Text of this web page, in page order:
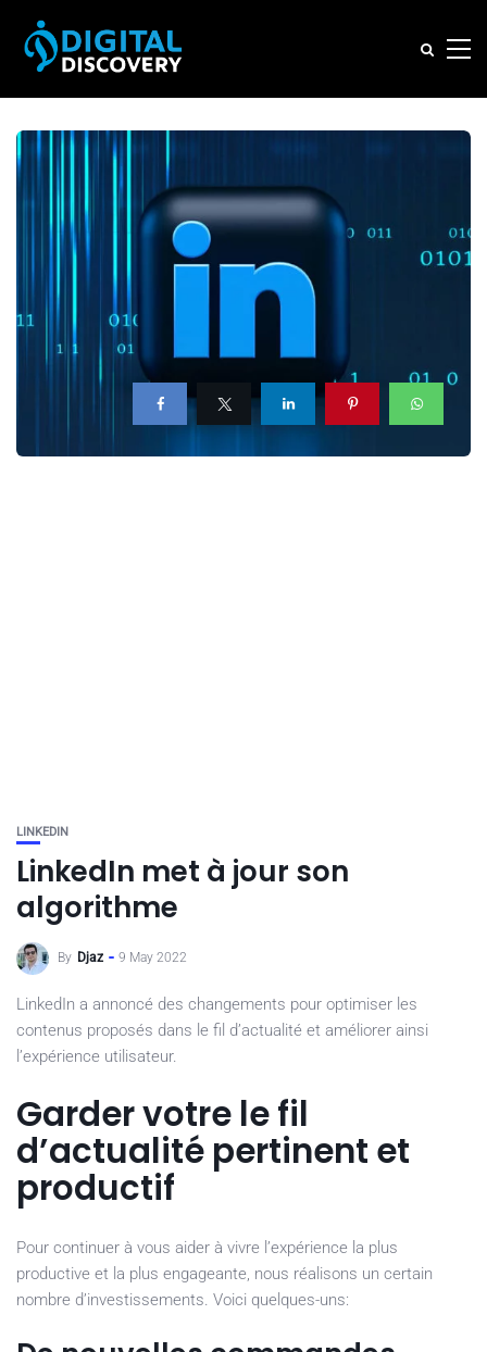
LINKEDIN
LinkedIn met à jour son
algorithme
By Djaz 9 May 2022
LinkedIn a annoncé des changements pour optimiser les
contenus proposés dans le fil d’actualité et améliorer ainsi
l’expérience utilisateur.
Garder votre le fil
d’actualité pertinent et
productif
Pour continuer à vous aider à vivre l’expérience la plus
productive et la plus engageante, nous réalisons un certain
nombre d’investissements. Voici quelques-uns: